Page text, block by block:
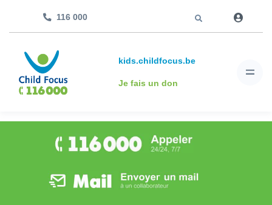
116 000
kids.childfocus.be
Je fais un don